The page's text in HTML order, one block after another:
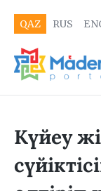
QAZ RUS
Күйеу